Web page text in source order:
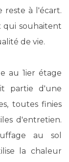
reste à l'écart.
qui souhaitent
de vie.
au 1ier étage
partie d'une
toutes finies
d'entretien.
au sol
la chaleur